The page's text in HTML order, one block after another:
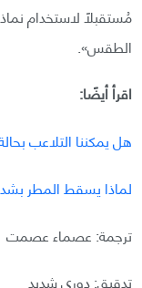
مُستقبلًا لاستخدام
الطقس».
اقرأ أيضًا:
هل يمكننا التلاعب
لماذا يسقط المطر
ترجمة: عصماء عصمت
تدقيق: دوري شديد